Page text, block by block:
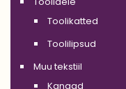
Toolikatted
Toolilipsud
Muu tekstiil
Kangad